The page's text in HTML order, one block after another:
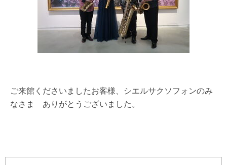
ご来館くださいましたお客様、シエルサクソフォンのみ
なさま ありがとうございました。